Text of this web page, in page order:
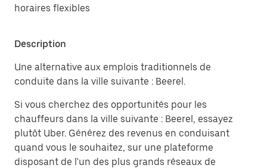
horaires flexibles
Description
Une alternative aux emplois traditionnels de
conduite dans la ville suivante : Beerel.
Si vous cherchez des opportunités pour les
chauffeurs dans la ville suivante : Beerel, essayez
plutôt Uber. Générez des revenus en conduisant
quand vous le souhaitez, sur une plateforme
disposant de l'un des plus grands réseaux de